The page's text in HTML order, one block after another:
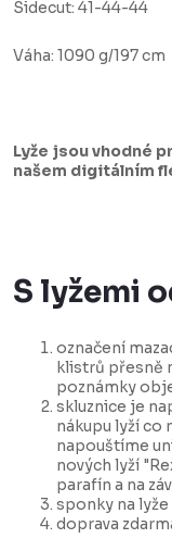
Sidecut: 41-44-44
Váha: 1090 g/197 cm
Lyže jsou vhodné
našem digitálním
S lyžemi
označení
klistrů přesně
poznámky
skluznice je
nákupu lyží co
napouštíme
nových lyží
parafín a na
sponky na lyže
doprava